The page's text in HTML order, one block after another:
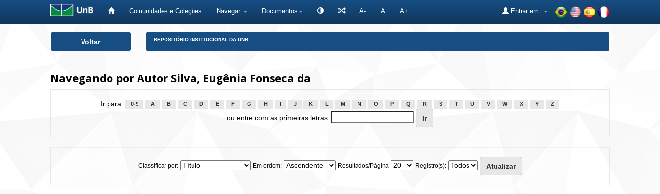
Comunidades e Coleções Navegar Documentos A- A A+ Entrar em:
Voltar REPOSITÓRIO INSTITUCIONAL DA UNB
Navegando por Autor Silva, Eugênia Fonseca da
Ir para: 0-9 A B C D E F G H J K L M N O P Q R S T U V W X Y Z
ou entre com as primeiras letras:
Classificar por: Em ordem: Resultados/Página Registro(s):